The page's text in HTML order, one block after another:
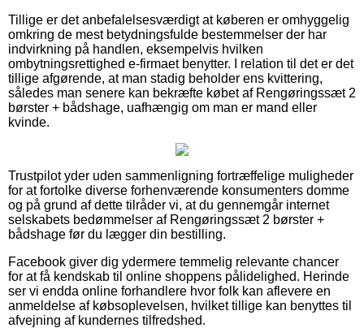
Tillige er det anbefalelsesværdigt at køberen er omhyggelig
omkring de mest betydningsfulde bestemmelser der har
indvirkning på handlen, eksempelvis hvilken
ombytningsrettighed e-firmaet benytter. I relation til det er det
tillige afgørende, at man stadig beholder ens kvittering,
således man senere kan bekræfte købet af Rengøringssæt 2
børster + bådshage, uafhængig om man er mand eller
kvinde.
Trustpilot yder uden sammenligning fortræffelige muligheder
for at fortolke diverse forhenværende konsumenters domme
og på grund af dette tilråder vi, at du gennemgår internet
selskabets bedømmelser af Rengøringssæt 2 børster +
bådshage før du lægger din bestilling.
Facebook giver dig ydermere temmelig relevante chancer
for at få kendskab til online shoppens pålidelighed. Herinde
ser vi endda online forhandlere hvor folk kan aflevere en
anmeldelse af købsoplevelsen, hvilket tillige kan benyttes til
afvejning af kundernes tilfredshed.